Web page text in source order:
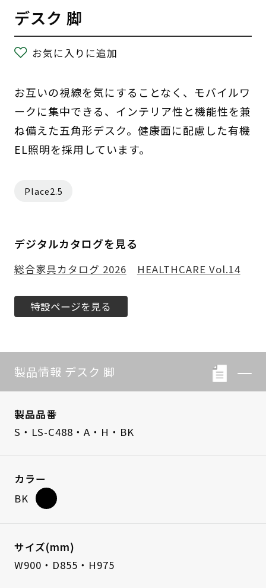
デスク 脚
お気に入りに追加
お互いの視線を気にすることなく、モバイルワ
ークに集中できる、インテリア性と機能性を兼
ね備えた五角形デスク。健康面に配慮した有機
EL照明を採用しています。
Place2.5
デジタルカタログを見る
総合家具カタログ 2026 HEALTHCARE Vol.14
特設ページを見る
製品情報 デスク 脚
製品品番
S・LS-C488・A・H・BK
カラー
BK
サイズ(mm)
W900・D855・H975